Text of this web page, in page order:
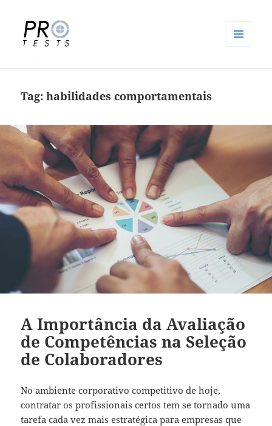
Tag:habilidades comportamentais
A Importância da Avaliação
de Competências na Seleção
de Colaboradores
No ambiente corporativo competitivo de hoje,
contratar os profissionais certos tem se tornado uma
tarefa cada vez mais estratégica para empresas que